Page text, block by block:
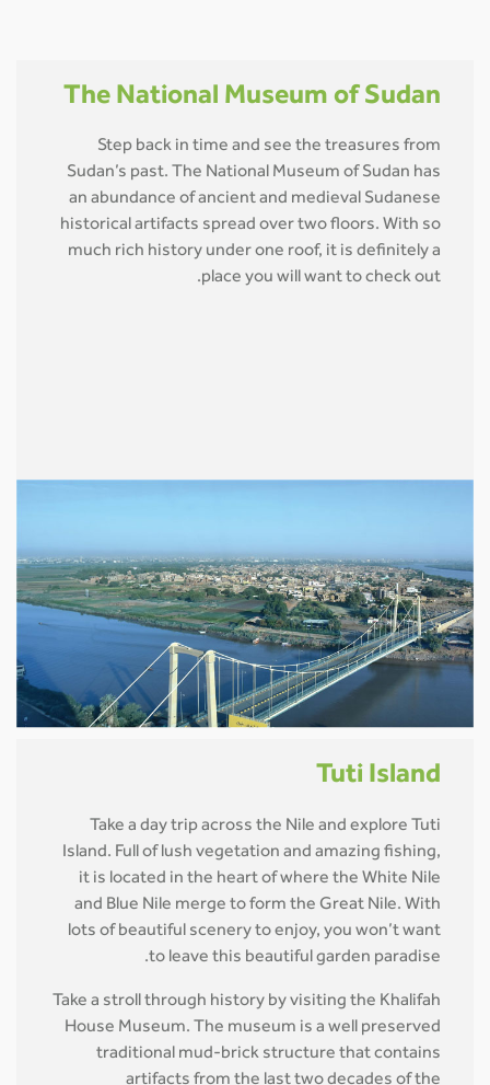
The National Museum of Sudan
Step back in time and see the treasures from
Sudan’s past. The National Museum of Sudan has
an abundance of ancient and medieval Sudanese
historical artifacts spread over two floors. With so
much rich history under one roof, it is definitely a
place you will want to check out.
Tuti Island
Take a day trip across the Nile and explore Tuti
Island. Full of lush vegetation and amazing fishing,
it is located in the heart of where the White Nile
and Blue Nile merge to form the Great Nile. With
lots of beautiful scenery to enjoy, you won’t want
to leave this beautiful garden paradise.
Take a stroll through history by visiting the Khalifah
House Museum. The museum is a well preserved
traditional mud-brick structure that contains
artifacts from the last two decades of the